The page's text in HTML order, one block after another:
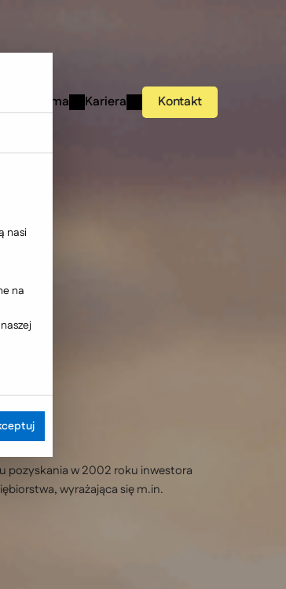
Firma Kariera Kontakt
pozyskania w 2002 roku inwestora
wyrażająca się m.in.
nasi
na